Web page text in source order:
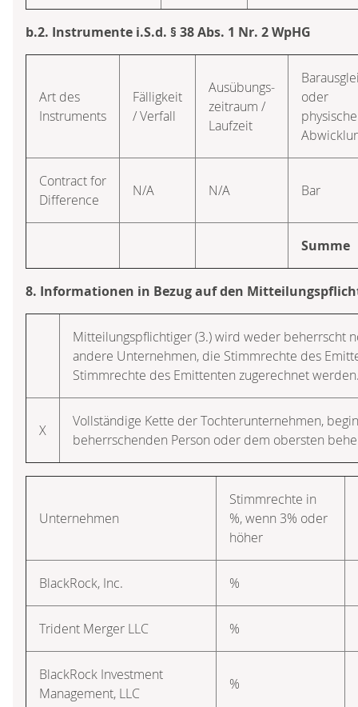
b.2. Instrumente i.S.d. § 38 Abs. 1 Nr. 2 WpHG
Art des
Instruments
Fälligkeit
/ Verfall
Ausübungs­
zeitraum /
Laufzeit
oder
physische
Contract for
Difference
N/A N/A Bar
Summe
8. Informationen in Bezug auf den
Mitteilungspflichtiger (3.) wird weder beherrscht
andere Unternehmen, die Stimmrechte des
Stimmrechte des Emittenten zugerechnet
X
Vollständige Kette der Tochterunternehmen,
beherrschenden Person oder dem obersten
Unternehmen
Stimmrechte in
%, wenn 3% oder
höher
BlackRock, Inc. %
Trident Merger LLC %
BlackRock Investment
Management, LLC
%